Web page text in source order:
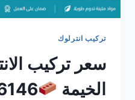
تركيب انترلوك
سعر تركيب
الخيمة